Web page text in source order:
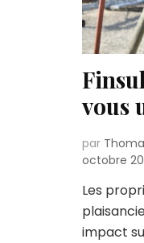
vous
par
octobre
Les
impact